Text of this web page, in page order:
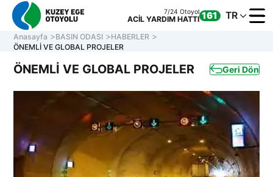
7/24 Otoyol
ACİL YARDIM HATTI 161 TR
OTOYOL
Anasayfa BASIN ODASI
HABERLER
ÖNEMLİ VE GLOBAL PROJELER
ÖNEMLİ VE GLOBAL PROJELER Geri Dön